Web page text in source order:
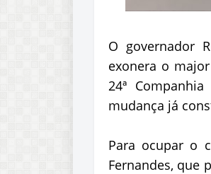
O governador
exonera o
24ª
mudança já
Para ocupar o
Fernandes, que